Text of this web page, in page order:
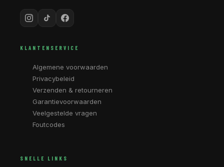
KLANTENSERVICE
Algemene voorwaarden
Privacybeleid
Verzenden & retourneren
Garantievoorwaarden
Veelgestelde vragen
Foutcodes
SNELLE LINKS